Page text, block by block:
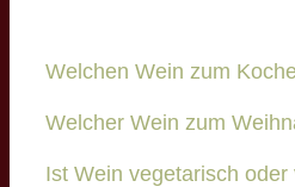
Welchen Wein zum
Welcher Wein zum
Ist Wein vegetarisch oder